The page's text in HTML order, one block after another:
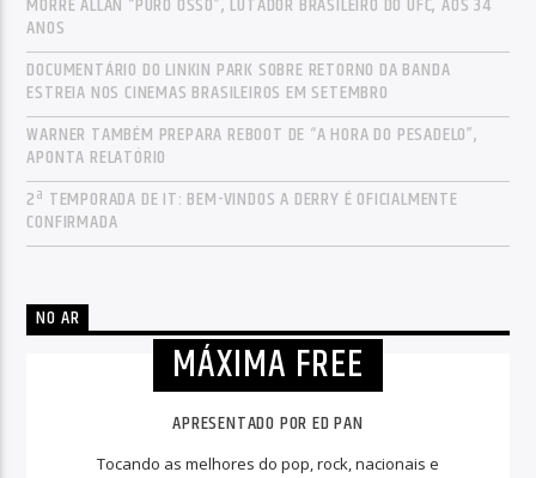
ANOS
DOCUMENTÁRIO DO LINKIN PARK SOBRE RETORNO DA BANDA
ESTREIA NOS CINEMAS BRASILEIROS EM SETEMBRO
WARNER TAMBÉM PREPARA REBOOT DE “A HORA DO PESADELO”,
APONTA RELATÓRIO
2ª TEMPORADA DE IT: BEM-VINDOS A DERRY É OFICIALMENTE
CONFIRMADA
NO AR
MÁXIMA FREE
APRESENTADO POR ED PAN
Tocando as melhores do pop, rock, nacionais e